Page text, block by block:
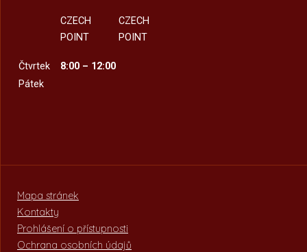
CZECH
POINT
CZECH
POINT
Čtvrtek
8:00 – 12:00
Pátek
Mapa stránek
Kontakty
Prohlášení o přístupnosti
Ochrana osobních údajů